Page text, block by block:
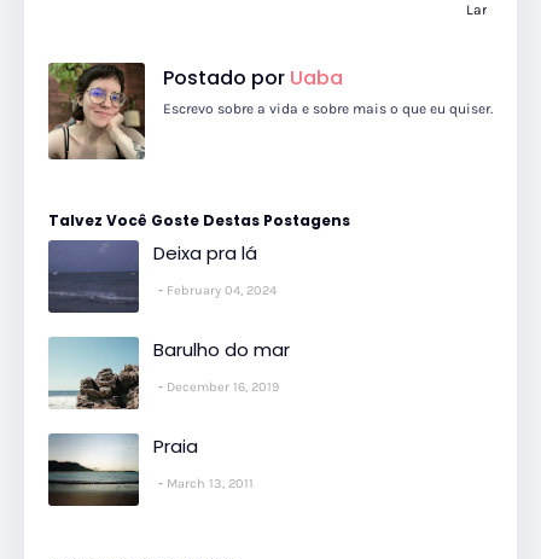
Lar
Postado por Uaba
Escrevo sobre a vida e sobre mais o que eu quiser.
Talvez Você Goste Destas Postagens
Deixa pra lá
February 04, 2024
Barulho do mar
December 16, 2019
Praia
March 13, 2011